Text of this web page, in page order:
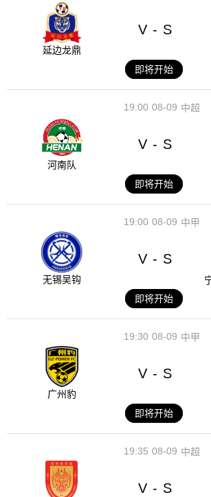
延边龙鼎
V - S
即将开始
08-09
19:00 中超
河南队
V - S
即将开始
08-09
19:00 中甲
无锡吴钩
V - S
即将开始
08-09
19:30 中甲
广州豹
V - S
即将开始
08-09
19:35 中超
V - S